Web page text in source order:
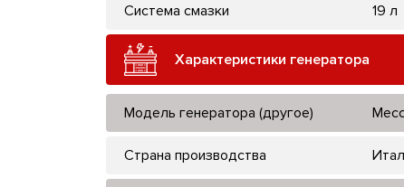
Система смазки 19 л
Характеристики генератора
Модель генератора (другое)
Страна производства